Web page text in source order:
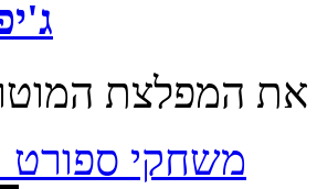
משחקי ספורט